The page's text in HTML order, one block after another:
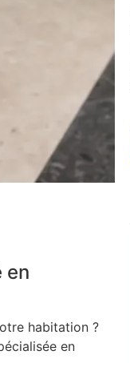
en
habitation ?
en